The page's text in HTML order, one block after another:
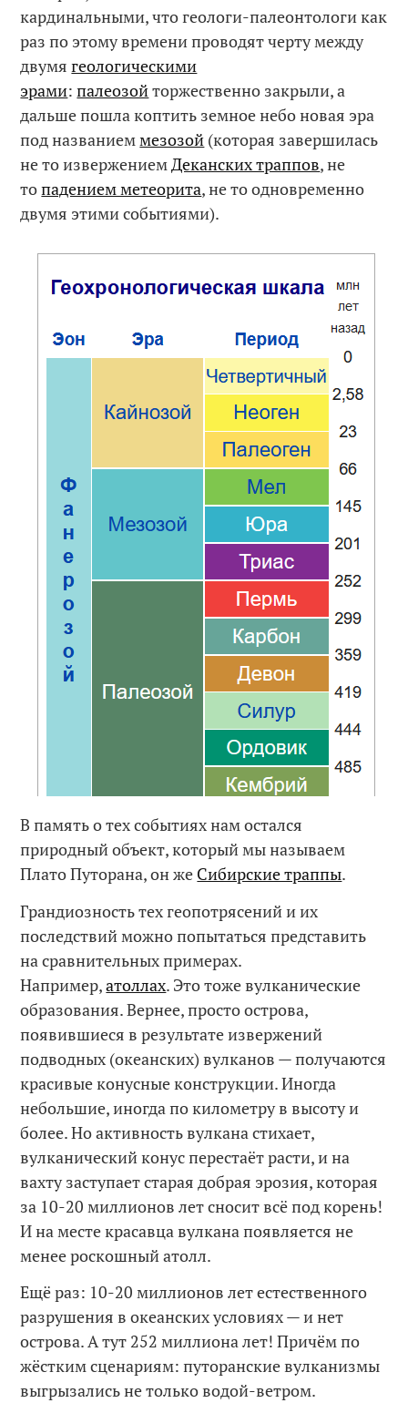
кардинальными, что геологи-палеонтологи как
раз по этому времени проводят черту между
двумягеологическими
эрами:палеозойторжественно закрыли, а
дальше пошла коптить земное небо новая эра
под названием мезозой (которая завершилась
не то извержением Деканских траппов, не
топадением метеорита, не то одновременно
двумя этими событиями).
В память о тех событиях нам остался
природный объект, который мы называем
Плато Путорана, он же Сибирские траппы.
Грандиозность тех геопотрясений и их
последствий можно попытаться представить
на сравнительных примерах.
Например,атоллах. Это тоже вулканические
образования. Вернее, просто острова,
появившиеся в результате извержений
подводных (океанских) вулканов — получаются
красивые конусные конструкции. Иногда
небольшие, иногда по километру в высоту и
более. Но активность вулкана стихает,
вулканический конус перестаёт расти, и на
вахту заступает старая добрая эрозия, которая
за 10-20 миллионов лет сносит всё под корень!
И на месте красавца вулкана появляется не
менее роскошный атолл.
Ещё раз: 10-20 миллионов лет естественного
разрушения в океанских условиях — и нет
острова. А тут 252 миллиона лет! Причём по
жёстким сценариям: путоранские вулканизмы
выгрызались не только водой-ветром.